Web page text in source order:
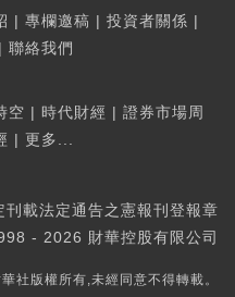
| 專欄邀稿 | 投資者關係 |
| 聯絡我們
空 | 時代財經 | 證券市場周
| 更多...
刊載法定通告之憲報刊登報章
- 2026 財華控股有限公司
社版權所有,未經同意不得轉載。